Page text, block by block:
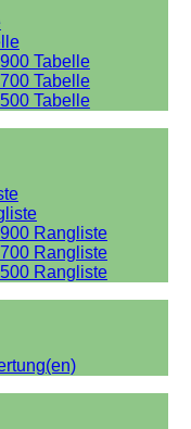
Tabelle
Tabelle
Tabelle
Rangliste
Rangliste
Rangliste